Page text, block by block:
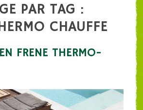
PAR TAG :
CHAUFFE
FRENE THERMO-